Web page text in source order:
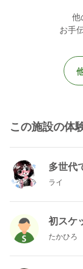
他
お手
この施設の体
多世代
ライ
初スケ
たかひろ